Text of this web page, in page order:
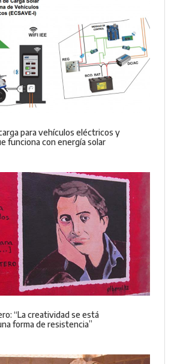
para vehículos eléctricos y
funciona con energía solar
“La creatividad se está
forma de resistencia”